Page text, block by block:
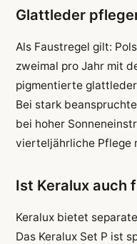
Glattleder
Als Faustregel gilt:
zweimal pro Jahr mit
pigmentierte
Bei stark
bei hoher
vierteljährliche Pflege
Ist Keralux auch
Keralux bietet
Das Keralux Set P ist